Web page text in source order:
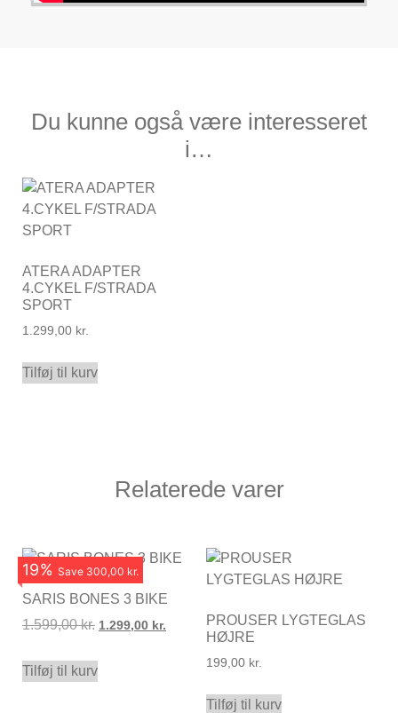
Du kunne også være interesseret
i…
ATERA ADAPTER
4.CYKEL F/STRADA
SPORT
1.299,00 kr.
Tilføj til kurv
Relaterede varer
19% Save 300,00 kr.
SARIS BONES 3 BIKE
1.599,00kr. 1.299,00 kr.
Tilføj til kurv
PROUSER LYGTEGLAS
HØJRE
199,00 kr.
Tilføj til kurv